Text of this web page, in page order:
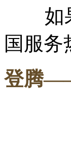
如果
国服务
登腾